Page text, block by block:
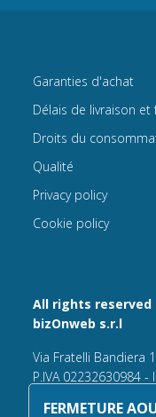
All rights reserved
bizOnweb s.r.l
Via Fratelli Bandiera
P.IVA 02232630984
Garanties d'achat
Délais de livraison et
Droits du
Qualité
Privacy policy
Cookie policy
FERMETURE